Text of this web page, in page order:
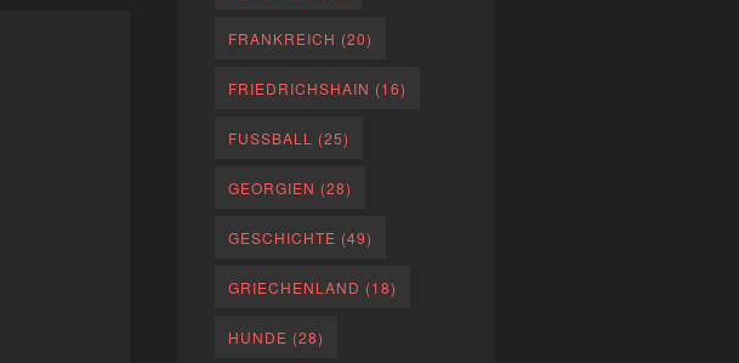
FRANKREICH (20)
FRIEDRICHSHAIN (16)
FUSSBALL (25)
GEORGIEN (28)
GESCHICHTE (49)
GRIECHENLAND (18)
HUNDE (28)